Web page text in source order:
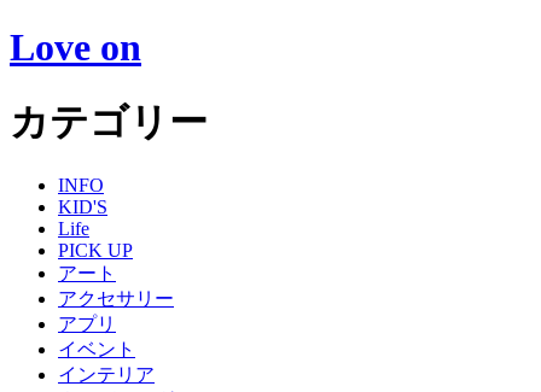
Love on
カテゴリー
INFO
KID'S
Life
PICK UP
アート
アクセサリー
アプリ
イベント
インテリア